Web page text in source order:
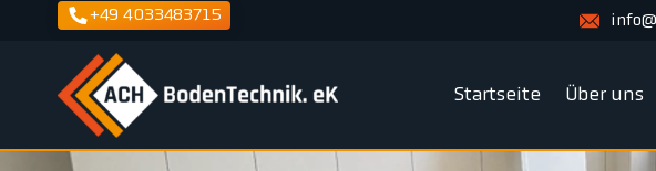
+49 4033483715
Startseite Über uns